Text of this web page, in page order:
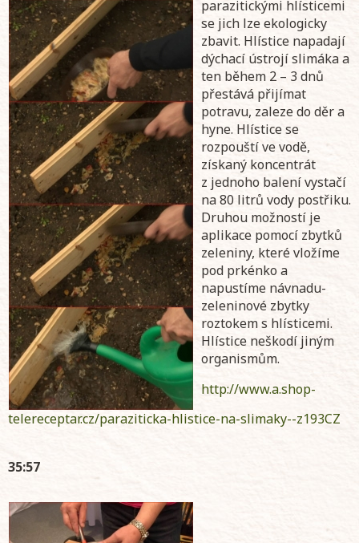
parazitickými hlísticemi
se jich lze ekologicky
zbavit. Hlístice napadají
dýchací ústrojí slimáka a
ten během 2 – 3 dnů
přestává přijímat
potravu, zaleze do děr a
hyne. Hlístice se
rozpouští ve vodě,
získaný koncentrát
z jednoho balení vystačí
na 80 litrů vody postřiku.
Druhou možností je
aplikace pomocí zbytků
zeleniny, které vložíme
pod prkénko a
napustíme návnadu-
zeleninové zbytky
roztokem s hlísticemi.
Hlístice neškodí jiným
organismům.
http://www.a.shop-
telereceptar.cz/paraziticka-hlistice-na-slimaky--z193CZ
35:57